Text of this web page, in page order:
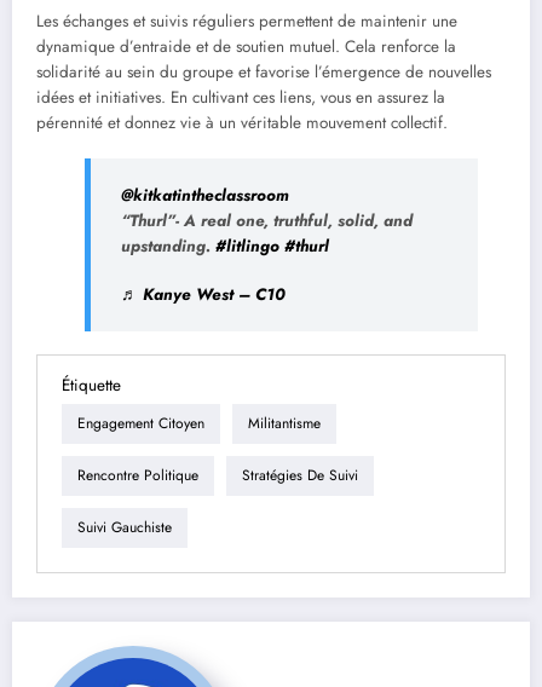
Les échanges et suivis réguliers permettent de maintenir une
dynamique d’entraide et de soutien mutuel. Cela renforce la
solidarité au sein du groupe et favorise l’émergence de nouvelles
idées et initiatives. En cultivant ces liens, vous en assurez la
pérennité et donnez vie à un véritable mouvement collectif.
@kitkatintheclassroom
“Thurl”- A real one, truthful, solid, and
upstanding. #litlingo #thurl
♬ Kanye West – C10
Étiquette
Engagement Citoyen Militantisme
Rencontre Politique Stratégies De Suivi
Suivi Gauchiste